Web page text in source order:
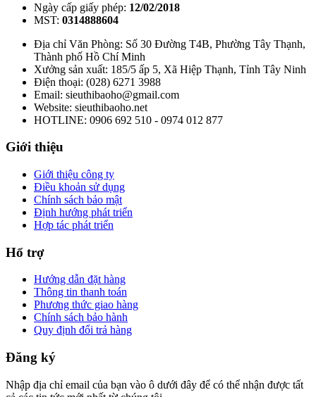
Ngày cấp giấy phép: 12/02/2018
MST: 0314888604
Địa chỉ Văn Phòng: Số 30 Đường T4B, Phường Tây Thạnh,
Thành phố Hồ Chí Minh
Xưởng sản xuất: 185/5 ấp 5, Xã Hiệp Thạnh, Tỉnh Tây Ninh
Điện thoại: (028) 6271 3988
Email: sieuthibaoho@gmail.com
Website: sieuthibaoho.net
HOTLINE: 0906 692 510 - 0974 012 877
Giới thiệu
Giới thiệu công ty
Điều khoản sử dụng
Chính sách bảo mật
Định hướng phát triển
Hợp tác phát triển
Hổ trợ
Hướng dẫn đặt hàng
Thông tin thanh toán
Phương thức giao hàng
Chính sách bảo hành
Quy định đổi trả hàng
Đăng ký
Nhập địa chỉ email của bạn vào ô dưới đây để có thể nhận được tất